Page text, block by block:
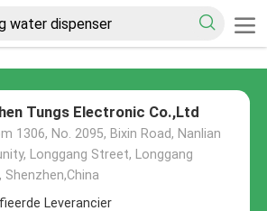
Tungs Electronic Co.,Ltd
1306, No. 2095, Bixin Road, Nanlian
Longgang Street, Longgang
Shenzhen,China
Leverancier